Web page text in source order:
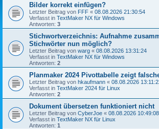
Bilder korrekt einfügen?
Letzter Beitrag von FFF « 08.08.2026 21:30:54
Verfasst in TextMaker NX für Windows
Antworten: 3
Stichwortverzeichnis: Aufnahme
Stichwörter nun möglich?
Letzter Beitrag von warg « 08.08.2026 13:31:24
Verfasst in TextMaker NX für Windows
Antworten: 2
Planmaker 2024 Pivottabelle zeigt
Letzter Beitrag von hkaufmann « 08.08.2026
Verfasst in TextMaker 2024 für Linux
Antworten: 2
Dokument übersetzen funktioniert nicht
Letzter Beitrag von CyberJoe « 08.08.2026 10:49:08
Verfasst in TextMaker NX für Linux
Antworten: 1